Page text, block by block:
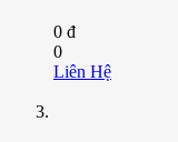
0 đ
0
Liên Hệ